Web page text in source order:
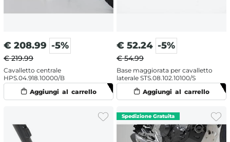
€ 208.99 -5%
€ 219.99
Cavalletto centrale
HPS.04.918.10000/B
€ 52.24 -5%
€ 54.99
Base maggiorata per cavalletto
laterale STS.08.102.10100/S